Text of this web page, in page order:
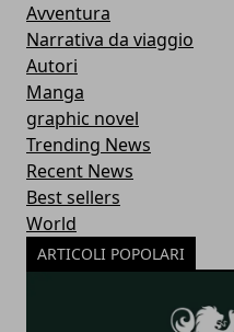
Avventura
Narrativa da viaggio
Autori
Manga
graphic novel
Trending News
Recent News
Best sellers
World
ARTICOLI POPOLARI